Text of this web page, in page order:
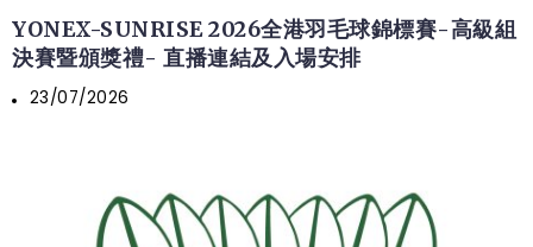
YONEX-SUNRISE 2026全港羽毛球錦標賽-高級組
決賽暨頒獎禮- 直播連結及入場安排
23/07/2026